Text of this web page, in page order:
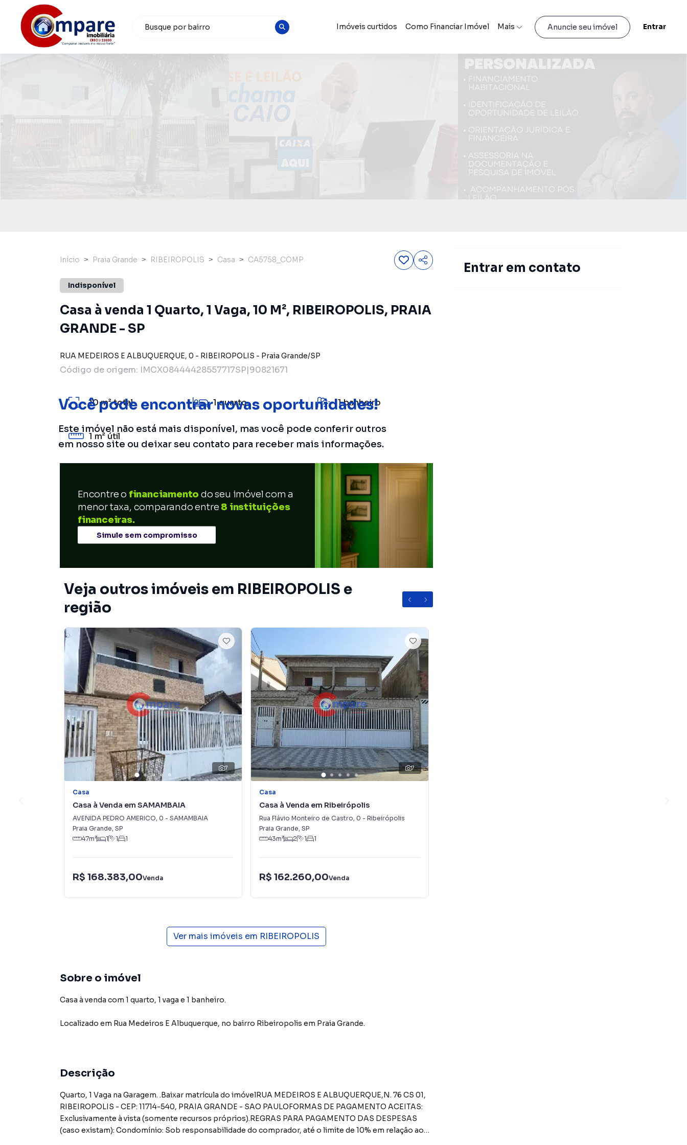
Imóveis curtidos Como Financiar Imóvel Mais Anuncie seu imóvel Entrar
Você pode encontrar novas oportunidades!
Este imóvel não está mais disponível, mas você pode conferir outros
em nosso site ou deixar seu contato para receber mais informações.
Início Praia Grande RIBEIROPOLIS Casa CA5758_COMP
Indisponível
Casa à venda 1 Quarto, 1 Vaga, 10 M², RIBEIROPOLIS, PRAIA
GRANDE - SP
RUA MEDEIROS E ALBUQUERQUE, 0 - RIBEIROPOLIS - Praia Grande/SP
Código de origem: IMCX08444428557717SP|90821671
10 m²total 1 quarto 1banheiro
1 m² útil
Encontre o financiamento do seu imóvel com a
menor taxa, comparando entre 8 instituições
financeiras.
Simule sem compromisso
Veja outros imóveis em RIBEIROPOLIS e
região
7
Casa
Casa à Venda em SAMAMBAIA
AVENIDA PEDRO AMERICO, 0 - SAMAMBAIA
Praia Grande, SP
47m² 1 1 1
R$ 168.383,00Venda
7
Casa
Casa à Venda em Ribeirópolis
Rua Flávio Monteiro de Castro, 0 - Ribeirópolis
Praia Grande, SP
43m² 2 1 1
R$ 162.260,00Venda
Ver mais imóveis em RIBEIROPOLIS
Sobre o imóvel
Casa à venda com 1 quarto, 1 vaga e 1 banheiro.
Localizado em Rua Medeiros E Albuquerque, no bairro Ribeiropolis em Praia Grande.
Descrição
Quarto, 1 Vaga na Garagem. .Baixar matrícula do imóvelRUA MEDEIROS E ALBUQUERQUE,N. 76 CS 01,
RIBEIROPOLIS - CEP: 11714-540, PRAIA GRANDE - SAO PAULOFORMAS DE PAGAMENTO ACEITAS:
Exclusivamente à vista (somente recursos próprios).REGRAS PARA PAGAMENTO DAS DESPESAS
(caso existam): Condomínio: Sob responsabilidade do comprador, até o limite de 10% em relação ao
Entrar em contato